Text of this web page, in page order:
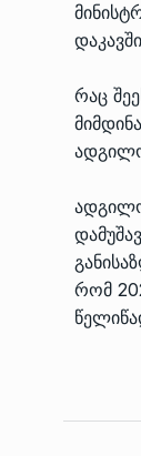
რაც
რომ